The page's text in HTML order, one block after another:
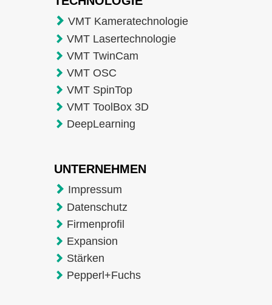
VMT Kameratechnologie
VMT Lasertechnologie
VMT TwinCam
VMT OSC
VMT SpinTop
VMT ToolBox 3D
DeepLearning
UNTERNEHMEN
Impressum
Datenschutz
Firmenprofil
Expansion
Stärken
Pepperl+Fuchs